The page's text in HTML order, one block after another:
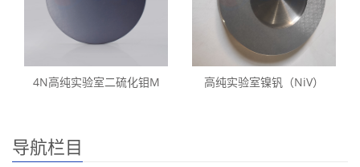
4N高纯实验室二硫化钼M 高纯实验室镍钒（NiV）
导航栏目